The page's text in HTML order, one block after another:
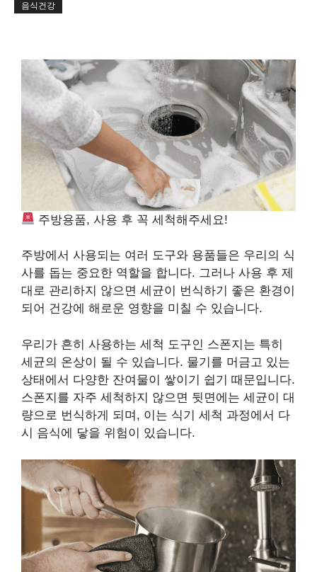
음식건강
주방용품, 사용 후 꼭 세척해주세요!
주방에서 사용되는 여러 도구와 용품들은 우리의 식
사를 돕는 중요한 역할을 합니다. 그러나 사용 후 제
대로 관리하지 않으면 세균이 번식하기 좋은 환경이
되어 건강에 해로운 영향을 미칠 수 있습니다.
우리가 흔히 사용하는 세척 도구인 스폰지는 특히
세균의 온상이 될 수 있습니다. 물기를 머금고 있는
상태에서 다양한 잔여물이 쌓이기 쉽기 때문입니다.
스폰지를 자주 세척하지 않으면 뒷면에는 세균이 대
량으로 번식하게 되며, 이는 식기 세척 과정에서 다
시 음식에 닿을 위험이 있습니다.